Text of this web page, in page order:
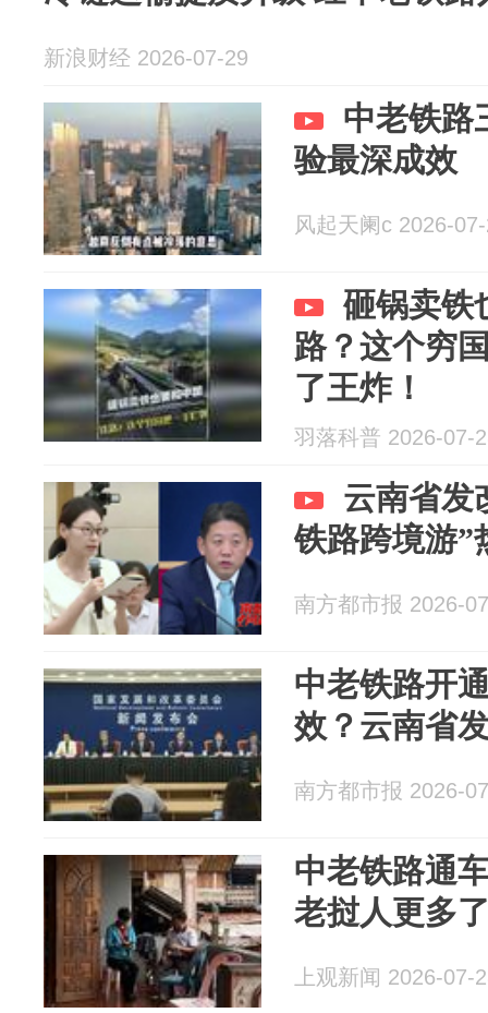
新浪财经 2026-07-29
中老铁路
验最深成效
风起天阑c 2026-
砸锅卖铁
路？这个穷
了王炸！
羽落科普 2026-07-
云南省发
铁路跨境游”
南方都市报 2026-
中老铁路开
效？云南省
南方都市报 2026-
中老铁路通
老挝人更多
上观新闻 2026-07-